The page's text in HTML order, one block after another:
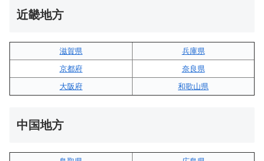
近畿地方
滋賀県
兵庫県
京都府
奈良県
大阪府
和歌山県
中国地方